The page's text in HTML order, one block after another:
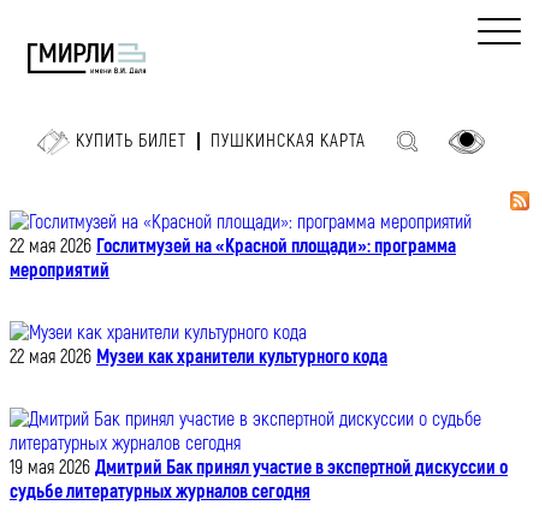
КУПИТЬ БИЛЕТ ПУШКИНСКАЯ КАРТА
22 мая 2026 Гослитмузей на «Красной площади»: программа
мероприятий
22 мая 2026 Музеи как хранители культурного кода
19 мая 2026 Дмитрий Бак принял участие в экспертной дискуссии о
судьбе литературных журналов сегодня